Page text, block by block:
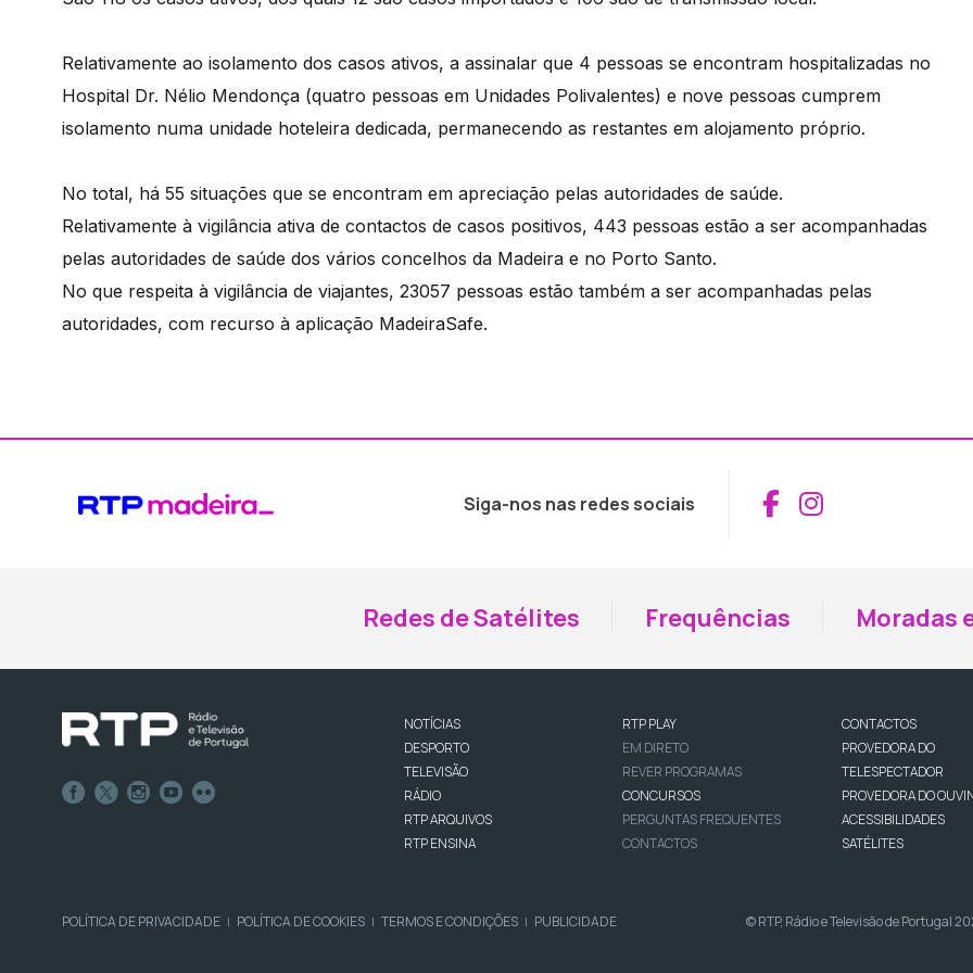
Relativamente ao isolamento dos casos ativos, a assinalar que 4 pessoas se encontram hospitalizadas no
Hospital Dr. Nélio Mendonça (quatro pessoas em Unidades Polivalentes) e nove pessoas cumprem
isolamento numa unidade hoteleira dedicada, permanecendo as restantes em alojamento próprio.
No total, há 55 situações que se encontram em apreciação pelas autoridades de saúde.
Relativamente à vigilância ativa de contactos de casos positivos, 443 pessoas estão a ser acompanhadas
pelas autoridades de saúde dos vários concelhos da Madeira e no Porto Santo.
No que respeita à vigilância de viajantes, 23057 pessoas estão também a ser acompanhadas pelas
autoridades, com recurso à aplicação MadeiraSafe.
Siga-nos nas redes sociais Aceder ao
Aceder ao
Redes de Satélites Frequências Moradas
NOTÍCIAS
DESPORTO
TELEVISÃO
RÁDIO
RTP ARQUIVOS
RTP ENSINA
RTP PLAY
EM DIRETO
REVER PROGRAMAS
CONCURSOS
PERGUNTAS FREQUENTES
CONTACTOS
CONTACTOS
PROVEDORA DO
TELESPECTADOR
PROVEDORA DO
ACESSIBILIDADES
SATÉLITES
POLÍTICA DE PRIVACIDADE | POLÍTICA DE COOKIES | TERMOS E CONDIÇÕES | PUBLICIDADE © RTP, Rádio e Televisão de Portugal